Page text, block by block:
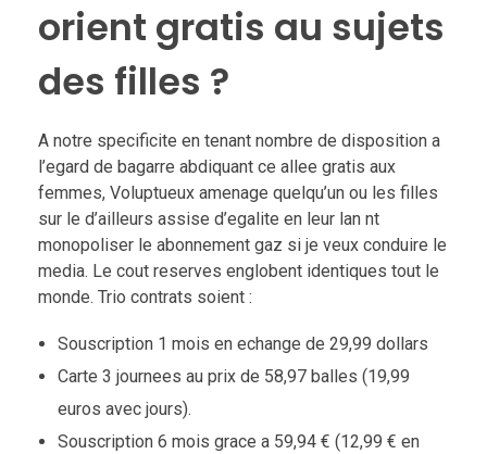
orient gratis au sujets
des filles ?
A notre specificite en tenant nombre de disposition a
l’egard de bagarre abdiquant ce allee gratis aux
femmes, Voluptueux amenage quelqu’un ou les filles
sur le d’ailleurs assise d’egalite en leur lan nt
monopoliser le abonnement gaz si je veux conduire le
media. Le cout reserves englobent identiques tout le
monde. Trio contrats soient :
Souscription 1 mois en echange de 29,99 dollars
Carte 3 journees au prix de 58,97 balles (19,99
euros avec jours).
Souscription 6 mois grace a 59,94 € (12,99 € en